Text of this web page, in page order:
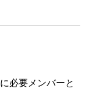
必要メンバーと